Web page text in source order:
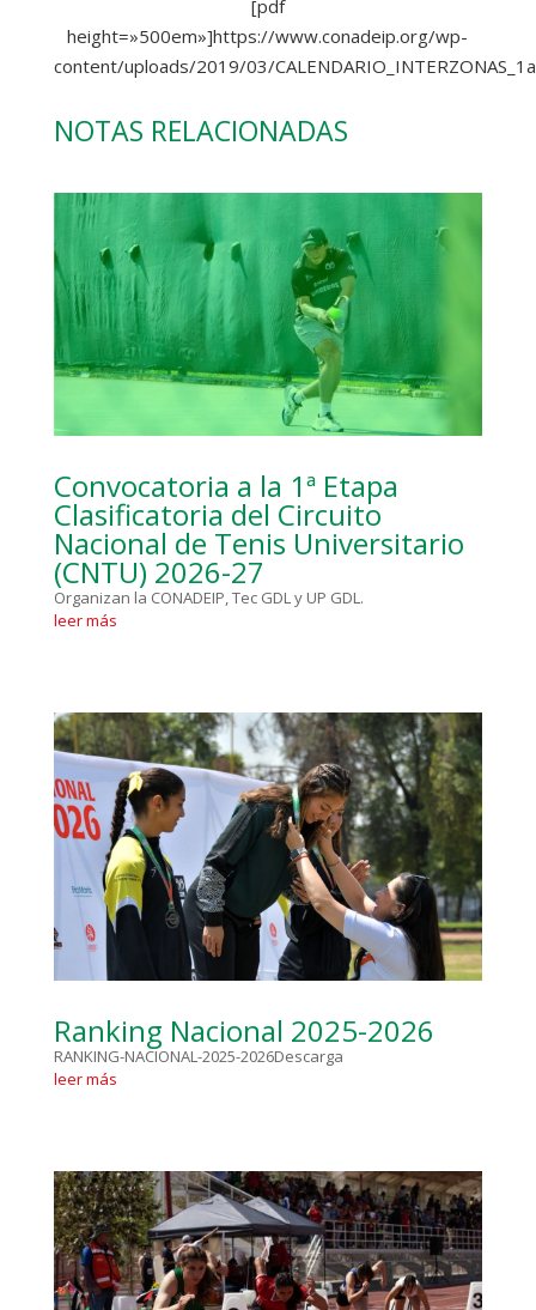
[pdf
height=»500em»]https://www.conadeip.org/wp-
content/uploads/2019/03/
NOTAS RELACIONADAS
Convocatoria a la 1ª Etapa
Clasificatoria del Circuito
Nacional de Tenis Universitario
(CNTU) 2026-27
Organizan la CONADEIP, Tec GDL y UP GDL.
leer más
Ranking Nacional 2025-2026
RANKING-NACIONAL-2025-2026Descarga
leer más